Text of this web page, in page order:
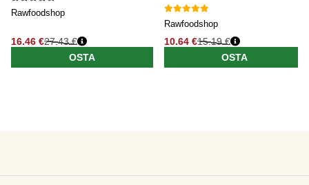
Rawfoodshop
16.46 €27.43 €
OSTA
Rawfoodshop
10.64 €15.19 €
OSTA